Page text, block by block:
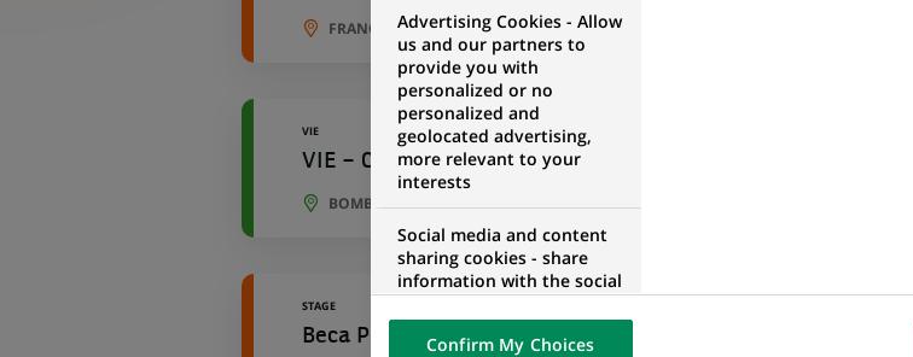
FRANCFORT, HESSE, ALLEMAGNE
VIE
VIE – Compliance Data Scientist – Mumbai – H/F
BOMBAY, MAHARASHTRA, INDE
STAGE
Beca Prevención Blanqueo de Capitales
Advertising Cookies - Allow
us and our partners to
provide you with
personalized or no
personalized and
geolocated advertising,
more relevant to your
interests
Social media and content
sharing cookies - share
information with the social
networks and propose the
visualization on our website
of the content hosted on a
Confirm My Choices